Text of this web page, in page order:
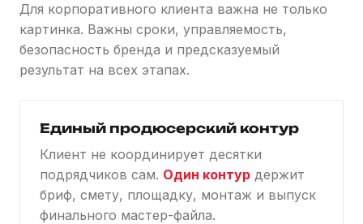
Для корпоративного клиента важна не только
картинка. Важны сроки, управляемость,
безопасность бренда и предсказуемый
результат на всех этапах.
Единый продюсерский контур
Клиент не координирует десятки
подрядчиков сам. Один контур держит
бриф, смету, площадку, монтаж и выпуск
финального мастер-файла.